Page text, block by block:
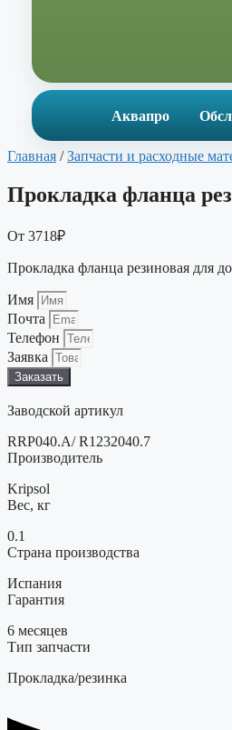
Аквапро
Главная /Запчасти и расходные
Прокладка фланца
От 3718₽
Прокладка фланца резиновая для
Имя
Почта
Телефон
Заявка
Заказать
Заводской артикул
RRP040.A/ R1232040.7
Производитель
Kripsol
Вес, кг
0.1
Страна производства
Испания
Гарантия
6 месяцев
Тип запчасти
Прокладка/резинка